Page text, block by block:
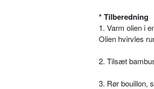
* Tilberedning
1. Varm olien i
Olien hvirvles
2. Tilsæt
3. Rør bouillon,